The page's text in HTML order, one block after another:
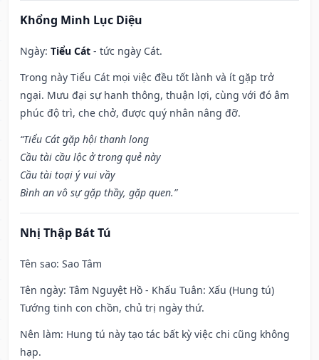
Khổng Minh Lục Diệu
Ngày: Tiểu Cát - tức ngày Cát.
Trong này Tiểu Cát mọi việc đều tốt lành và ít gặp trở
ngại. Mưu đại sự hanh thông, thuận lợi, cùng với đó âm
phúc độ trì, che chở, được quý nhân nâng đỡ.
“Tiểu Cát gặp hội thanh long
Cầu tài cầu lộc ở trong quẻ này
Cầu tài toại ý vui vầy
Bình an vô sự gặp thầy, gặp quen.”
Nhị Thập Bát Tú
Tên sao: Sao Tâm
Tên ngày: Tâm Nguyệt Hồ - Khấu Tuân: Xấu (Hung tú)
Tướng tinh con chồn, chủ trị ngày thứ.
Nên làm: Hung tú này tạo tác bất kỳ việc chi cũng không
hạp.